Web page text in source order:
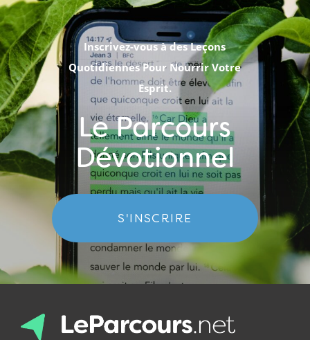
Inscrivez-vous à des Leçons
Quotidiennes Pour Nourrir Votre
Esprit.
Le Parcours
Dévotionnel
S'INSCRIRE